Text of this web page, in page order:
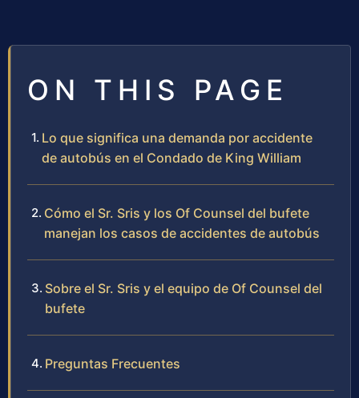
ON THIS PAGE
Lo que significa una demanda por accidente
de autobús en el Condado de King William
Cómo el Sr. Sris y los Of Counsel del bufete
manejan los casos de accidentes de autobús
Sobre el Sr. Sris y el equipo de Of Counsel del
bufete
Preguntas Frecuentes